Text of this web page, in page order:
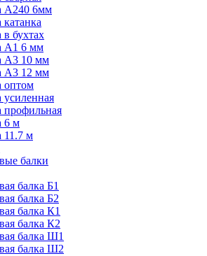
А240 6мм
бухтах
А1 6 мм
А3 10 мм
А3 12 мм
оптом
усиленная
профильная
6 м
11.7 м
балки
балка Б1
балка Б2
балка К1
балка К2
балка Ш1
балка Ш2